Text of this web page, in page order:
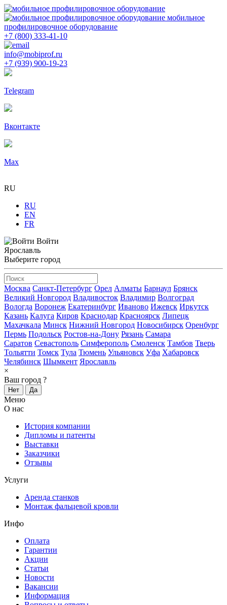
мобильное
профилировочное оборудование
+7 (800) 333-41-10
info@mobiprof.ru
+7 (939) 900-19-23
Telegram
Вконтакте
Max
RU
RU
EN
FR
Войти
Ярославль
Выберите город
Москва Санкт-Петербург Орел Алматы Барнаул Брянск
Великий Новгород Владивосток Владимир Волгоград
Вологда Воронеж Екатеринбург Иваново Ижевск Иркутск
Казань Калуга Киров Краснодар Красноярск Липецк
Махачкала Минск Нижний Новгород Новосибирск Оренбург
Пермь Подольск Ростов-на-Дону Рязань Самара
Саратов Севастополь Симферополь Смоленск Тамбов Тверь
Тольятти Томск Тула Тюмень Ульяновск Уфа Хабаровск
Челябинск Шымкент Ярославль
×
Ваш город ?
Нет Да
Меню
О нас
История компании
Дипломы и патенты
Выставки
Заказчики
Отзывы
Услуги
Аренда станков
Монтаж фальцевой кровли
Инфо
Оплата
Гарантии
Акции
Статьи
Новости
Вакансии
Информация